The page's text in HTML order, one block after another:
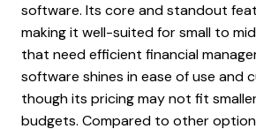
software. Its core and standout
making it well-suited for small to
that need efficient financial
software shines in ease of use and
though its pricing may not fit
budgets. Compared to other